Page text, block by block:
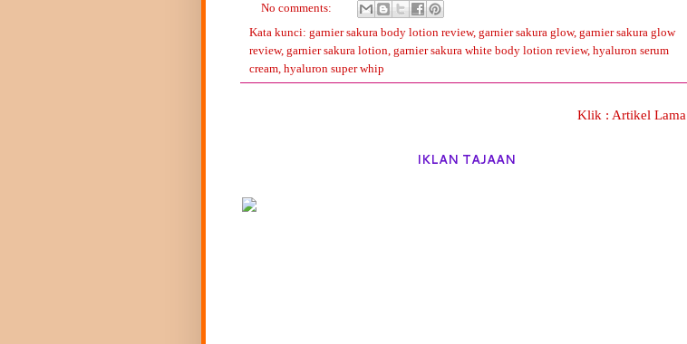
No comments:
Kata kunci: garnier sakura body lotion review, garnier sakura glow, garnier sakura glow
review, garnier sakura lotion, garnier sakura white body lotion review, hyaluron serum
cream, hyaluron super whip
Klik : Artikel Lama
IKLAN TAJAAN